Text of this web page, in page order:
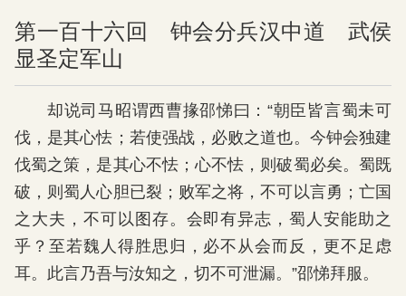
第一百十六回 钟会分兵汉中道 武侯
显圣定军山
却说司马昭谓西曹掾邵悌曰：“朝臣皆言蜀未可
伐，是其心怯；若使强战，必败之道也。今钟会独建
伐蜀之策，是其心不怯；心不怯，则破蜀必矣。蜀既
破，则蜀人心胆已裂；败军之将，不可以言勇；亡国
之大夫，不可以图存。会即有异志，蜀人安能助之
乎？至若魏人得胜思归，必不从会而反，更不足虑
耳。此言乃吾与汝知之，切不可泄漏。”邵悌拜服。